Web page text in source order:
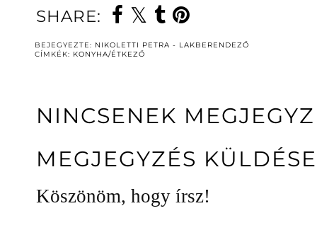
SHARE:
BEJEGYEZTE: NIKOLETTI PETRA - LAKBERENDEZŐ
CÍMKÉK: KONYHA/ÉTKEZŐ
NINCSENEK
MEGJEGYZÉS KÜLDÉSE
Köszönöm, hogy írsz!